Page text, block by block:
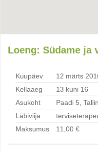
Loeng: Südame ja
Kuupäev
12 märts
Kellaaeg
13 kuni 16
Asukoht
Paadi 5,
Läbiviija
Maksumus
11,00 €